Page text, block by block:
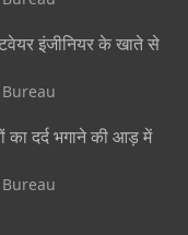
इंजीनियर के खाते से
दर्द भगाने की आड़ में